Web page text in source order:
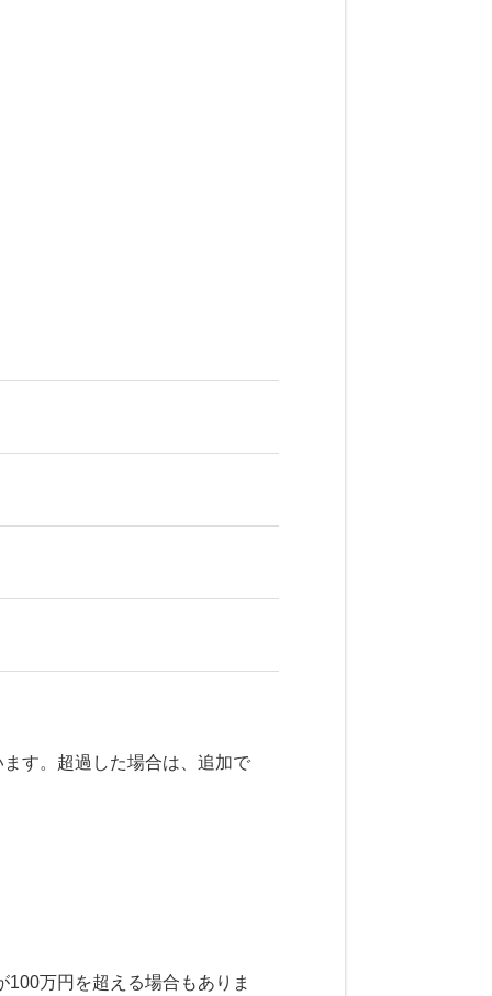
す。超過した場合は、追加で
万円を超える場合もありま